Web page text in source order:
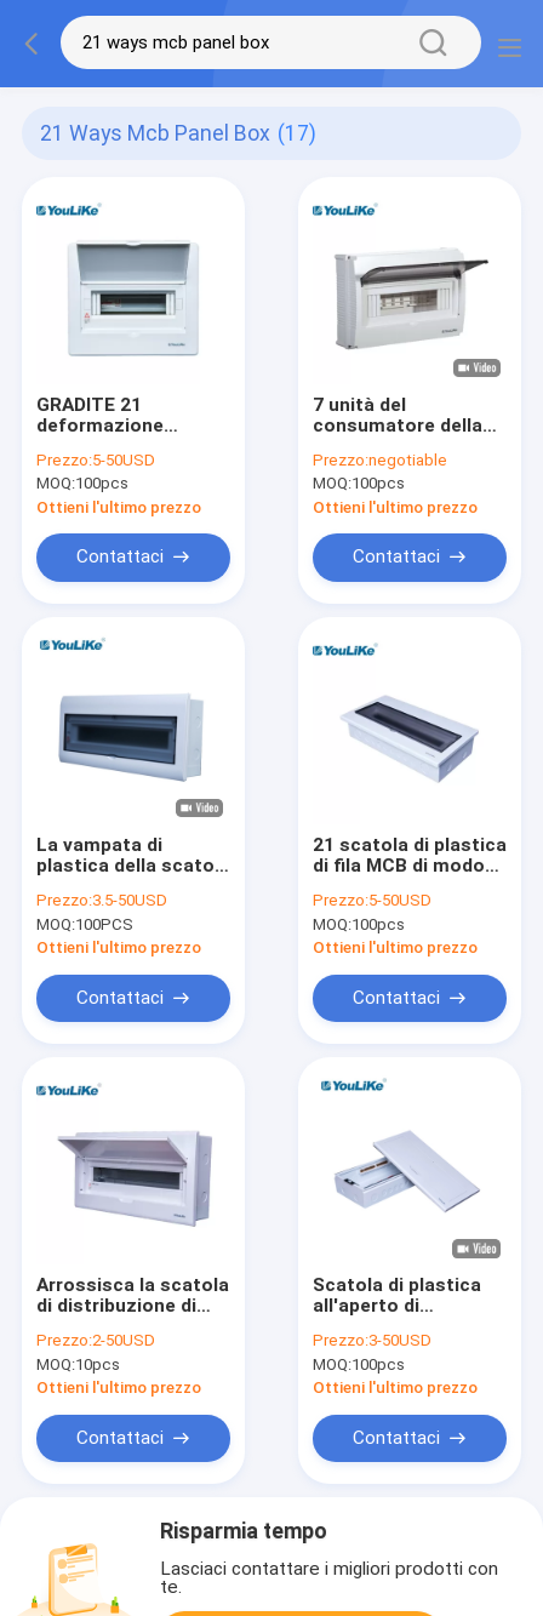
21 Ways Mcb Panel Box (17)
GRADITE 21
deformazione
della scatola
elettrica del pannello
di modi l'anti
Prezzo:5-50USD
MOQ:100pcs
Ottieni l'ultimo prezzo
Contattaci
7 unità del
consumatore della
distribuzione
dell'interruttore della
scatola di
distribuzione di Mcb
di modo
Prezzo:negotiable
MOQ:100pcs
Ottieni l'ultimo prezzo
Contattaci
La vampata di
plastica della scatola
corrente elettrica
MCB ha montato il
modo 21 con la
Prezzo:3.5-50USD
MOQ:100PCS
Ottieni l'ultimo prezzo
Contattaci
21 scatola di plastica
di fila MCB di modo
distribuzione di
energia con la
finestra trasparente
Prezzo:5-50USD
MOQ:100pcs
Ottieni l'ultimo prezzo
Contattaci
Arrossisca la scatola
di distribuzione di
dell'unità del
consumatore di
modo MCB del
Prezzo:2-50USD
MOQ:10pcs
Ottieni l'ultimo prezzo
Contattaci
Scatola di plastica
all'aperto di
energia di 21 modulo
della porta del
contenitore bianco di
Prezzo:3-50USD
MOQ:100pcs
Ottieni l'ultimo prezzo
Contattaci
Risparmia tempo
Lasciaci contattare i migliori prodotti con
te.